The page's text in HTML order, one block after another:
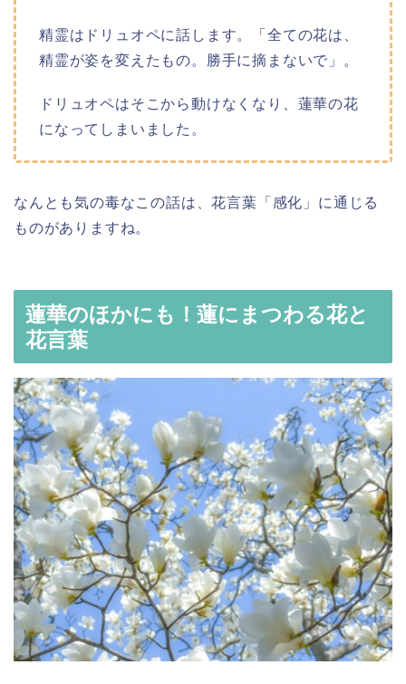
精霊はドリュオペに話します。「全ての花は、
精霊が姿を変えたもの。勝手に摘まないで」。
ドリュオペはそこから動けなくなり、蓮華の花
になってしまいました。
なんとも気の毒なこの話は、花言葉「感化」に通じる
ものがありますね。
蓮華のほかにも！蓮にまつわる花と
花言葉